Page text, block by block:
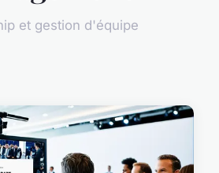
et gestion d'équipe